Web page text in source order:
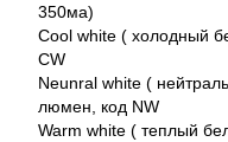
350ма)
Cool white ( холодный
CW
Neunral white (
люмен, код NW
Warm white ( теплый